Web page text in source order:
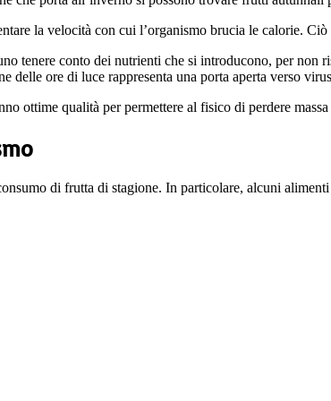
la velocità con cui l’organismo brucia le calorie.
tenere conto dei nutrienti che si introducono, per
ore di luce rappresenta una porta aperta verso
ottime qualità per permettere al fisico di perdere massa
di frutta di stagione. In particolare, alcuni